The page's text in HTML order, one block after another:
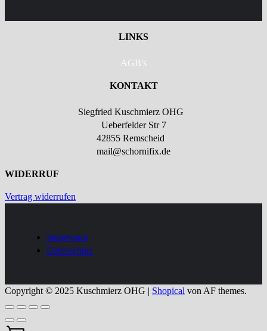
LINKS
AGB's
KONTAKT
Siegfried Kuschmierz OHG
Ueberfelder Str 7
42855 Remscheid
mail@schornifix.de
WIDERRUF
Vertrag widerrufen
Impressum
Datenschutz
Copyright © 2025 Kuschmierz OHG | Shopical von AF themes.